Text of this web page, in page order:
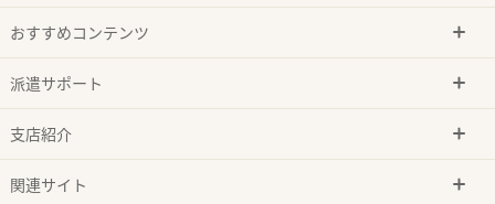
おすすめコンテンツ
派遣サポート
支店紹介
関連サイト